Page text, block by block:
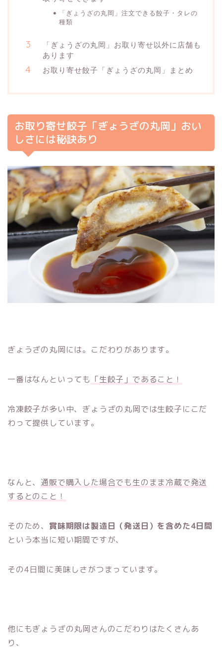
「ぎょうざの丸岡」注文できる餃子・タレの
種類
「ぎょうざの丸岡」お取り寄せ以外に店舗も
あります
お取り寄せ餃子「ぎょうざの丸岡」まとめ
お取り寄せ餃子「ぎょうざの丸岡」おい
しさには秘訣あり
ぎょうざの丸岡には。こだわりがあります。
一番はなんといっても 「生餃子」であること！
冷凍餃子が多い中、ぎょうざの丸岡では生餃子にこだ
わって提供しています。
なんと、 通販で購入した場合でも生のまま冷蔵で発送
するとのこと！
そのため、 賞味期限は製造日（発送日）を含めた4日間
という本当に短い期間ですが、
その4日間に美味しさがつまっています。
他にもぎょうざの丸岡さんのこだわりはたくさんあ
り、